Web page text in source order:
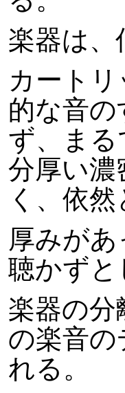
楽器は
カート
的な音の
ず、ま
分厚い濃
く、依
厚みが
聴かず
楽器の分
の楽音
れる。